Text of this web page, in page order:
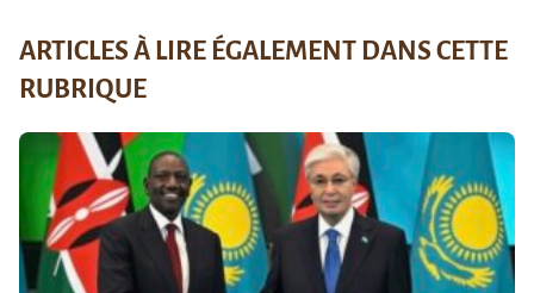
ARTICLES À LIRE ÉGALEMENT DANS CETTE
RUBRIQUE